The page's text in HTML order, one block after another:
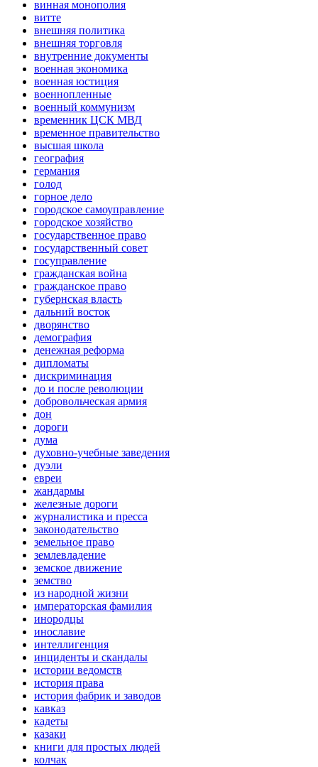
винная монополия
витте
внешняя политика
внешняя торговля
внутренние документы
военная экономика
военная юстиция
военнопленные
военный коммунизм
временник ЦСК МВД
временное правительство
высшая школа
география
германия
голод
горное дело
городское самоуправление
городское хозяйство
государственное право
государственный совет
госуправление
гражданская война
гражданское право
губернская власть
дальний восток
дворянство
демография
денежная реформа
дипломаты
дискриминация
до и после революции
добровольческая армия
дон
дороги
дума
духовно-учебные заведения
дуэли
евреи
жандармы
железные дороги
журналистика и пресса
законодательство
земельное право
землевладение
земское движение
земство
из народной жизни
императорская фамилия
инородцы
инославие
интеллигенция
инциденты и скандалы
истории ведомств
история права
история фабрик и заводов
кавказ
кадеты
казаки
книги для простых людей
колчак